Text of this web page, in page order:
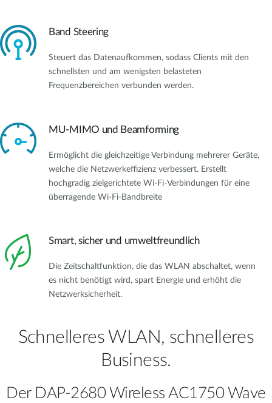
Band Steering
Steuert das Datenaufkommen, sodass Clients mit den
schnellsten und am wenigsten belasteten
Frequenzbereichen verbunden werden.
MU-MIMO und Beamforming
Ermöglicht die gleichzeitige Verbindung mehrerer Geräte,
welche die Netzwerkeffizienz verbessert. Erstellt
hochgradig zielgerichtete Wi-Fi-Verbindungen für eine
überragende Wi-Fi-Bandbreite
Smart, sicher und umweltfreundlich
Die Zeitschaltfunktion, die das WLAN abschaltet, wenn
es nicht benötigt wird, spart Energie und erhöht die
Netzwerksicherheit.
Schnelleres WLAN, schnelleres
Business.
Der DAP-2680 Wireless AC1750 Wave